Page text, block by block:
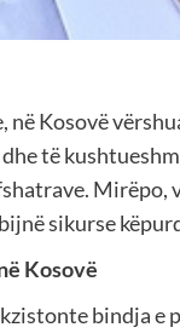
Kosovë
të
sikurse
Kosovë
bindja